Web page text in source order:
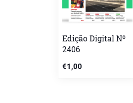
Edição Digital Nº
2406
€1,00